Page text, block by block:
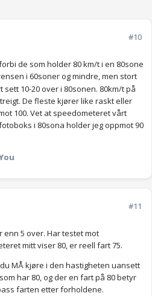
#10
de som holder 80 km/t i en 80sone
i 60soner og mindre, men stort
sett 10-20 over i 80sonen. 80km/t på
De fleste kjører like raskt eller
100. Vet at speedometeret vårt
i 80sona holder jeg oppmot 90
#11
enn 5 over. Har testet mot
mitt viser 80, er reell fart 75.
MÅ kjøre i den hastigheten uansett
har 80, og der en fart på 80 betyr
farten etter forholdene.